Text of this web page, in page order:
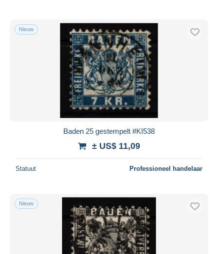
Nieuw
Baden 25 gestempelt #KI538
± US$ 11,09
Statuut Professioneel handelaar
Nieuw